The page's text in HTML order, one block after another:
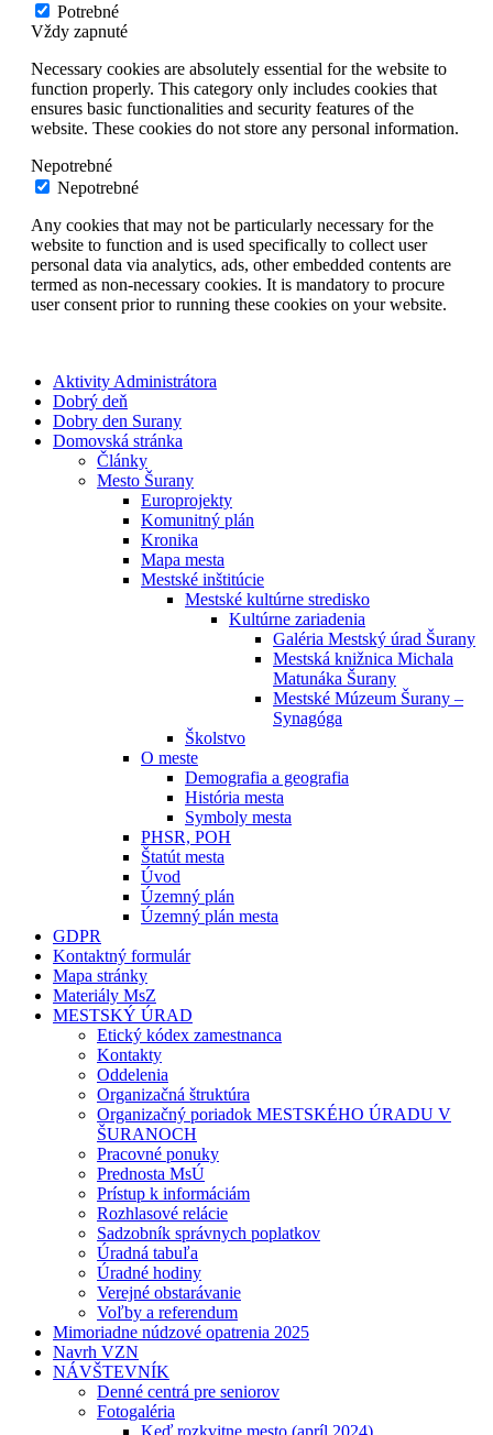
Potrebné
Vždy zapnuté
Necessary cookies are absolutely essential for the website to
function properly. This category only includes cookies that
ensures basic functionalities and security features of the
website. These cookies do not store any personal information.
Nepotrebné
Nepotrebné
Any cookies that may not be particularly necessary for the
website to function and is used specifically to collect user
personal data via analytics, ads, other embedded contents are
termed as non-necessary cookies. It is mandatory to procure
user consent prior to running these cookies on your website.
Aktivity Administrátora
Dobrý deň
Dobry den Surany
Domovská stránka
Články
Mesto Šurany
Europrojekty
Komunitný plán
Kronika
Mapa mesta
Mestské inštitúcie
Mestské kultúrne stredisko
Kultúrne zariadenia
Galéria Mestský úrad Šurany
Mestská knižnica Michala
Matunáka Šurany
Mestské Múzeum Šurany –
Synagóga
Školstvo
O meste
Demografia a geografia
História mesta
Symboly mesta
PHSR, POH
Štatút mesta
Úvod
Územný plán
Územný plán mesta
GDPR
Kontaktný formulár
Mapa stránky
Materiály MsZ
MESTSKÝ ÚRAD
Etický kódex zamestnanca
Kontakty
Oddelenia
Organizačná štruktúra
Organizačný poriadok MESTSKÉHO ÚRADU V
ŠURANOCH
Pracovné ponuky
Prednosta MsÚ
Prístup k informáciám
Rozhlasové relácie
Sadzobník správnych poplatkov
Úradná tabuľa
Úradné hodiny
Verejné obstarávanie
Voľby a referendum
Mimoriadne núdzové opatrenia 2025
Navrh VZN
NÁVŠTEVNÍK
Denné centrá pre seniorov
Fotogaléria
Keď rozkvitne mesto (apríl 2024)